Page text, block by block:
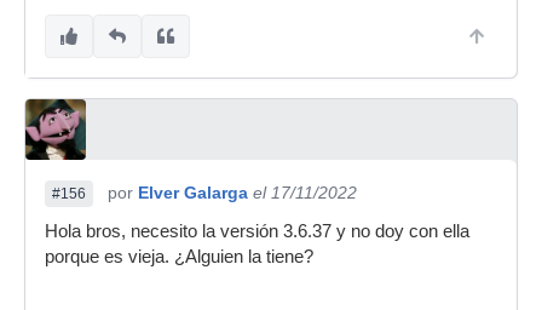
#156 por Elver Galarga el 17/11/2022
Hola bros, necesito la versión 3.6.37 y no doy con ella
porque es vieja. ¿Alguien la tiene?